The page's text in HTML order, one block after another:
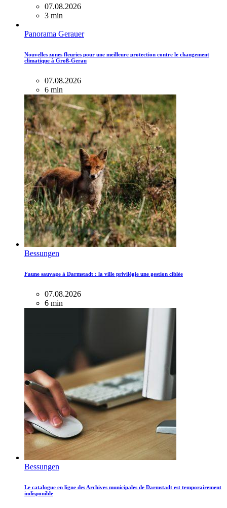
07.08.2026
3 min
Panorama Gerauer
Nouvelles zones fleuries pour une meilleure protection contre le changement
climatique à Groß-Gerau
07.08.2026
6 min
Bessungen
Faune sauvage à Darmstadt : la ville privilégie une gestion ciblée
07.08.2026
6 min
Bessungen
Le catalogue en ligne des Archives municipales de Darmstadt est temporairement
indisponible